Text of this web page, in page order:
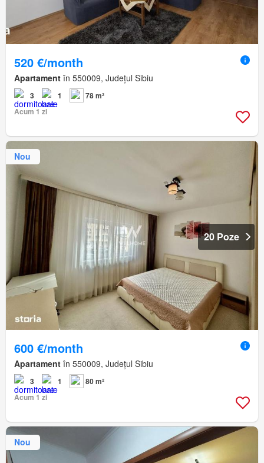
520 €/month
Apartament în 550009, Județul Sibiu
3 1
78 m²
Acum 1 zi
Nou
20 Poze
600 €/month
Apartament în 550009, Județul Sibiu
3 1
80 m²
Acum 1 zi
Nou